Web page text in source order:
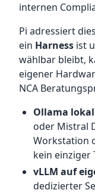
internen
Pi adressiert
ein Harness ist
wählbar bleibt,
eigener
NCA
Ollama
oder Mistral
Workstation
kein einziger
vLLM auf
dedizierter